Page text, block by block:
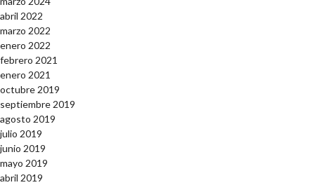
abril 2022
marzo 2022
enero 2022
febrero 2021
enero 2021
octubre 2019
septiembre 2019
agosto 2019
julio 2019
junio 2019
mayo 2019
abril 2019